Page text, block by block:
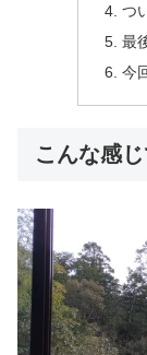
つ
最
今
こんな感